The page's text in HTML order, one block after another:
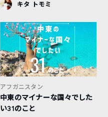
キタ トモミ
アフガニスタン
中東のマイナーな国々でした
い31のこと